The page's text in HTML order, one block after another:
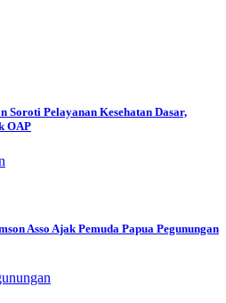
Soroti Pelayanan Kesehatan Dasar,
OAP
Asso Ajak Pemuda Papua Pegunungan